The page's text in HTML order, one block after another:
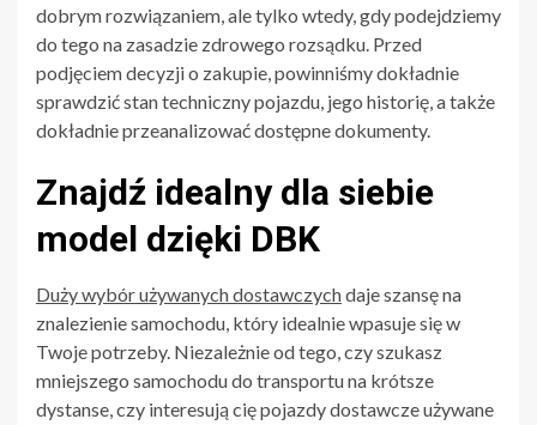
dobrym rozwiązaniem, ale tylko wtedy, gdy podejdziemy
do tego na zasadzie zdrowego rozsądku. Przed
podjęciem decyzji o zakupie, powinniśmy dokładnie
sprawdzić stan techniczny pojazdu, jego historię, a także
dokładnie przeanalizować dostępne dokumenty.
Znajdź idealny dla siebie
model dzięki DBK
Duży wybór używanych dostawczychdaje szansę na
znalezienie samochodu, który idealnie wpasuje się w
Twoje potrzeby. Niezależnie od tego, czy szukasz
mniejszego samochodu do transportu na krótsze
dystanse, czy interesują cię pojazdy dostawcze używane